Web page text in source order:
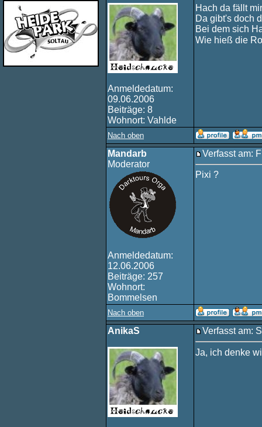
Anmeldedatum:
09.06.2006
Beiträge: 8
Wohnort: Vahlde
Hach da fällt
Da gibt's doch
Bei dem sich
Wie hieß die
Nach oben
Mandarb
Moderator
Anmeldedatum:
12.06.2006
Beiträge: 257
Wohnort:
Bommelsen
Verfasst am:
Pixi ?
Nach oben
AnikaS Verfasst am:
Ja, ich denke